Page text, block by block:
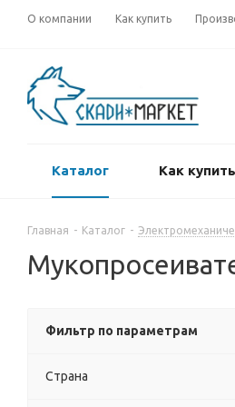
О компании Как купить
Каталог Как купить
Главная - Каталог -
Фильтр по параметрам
Страна